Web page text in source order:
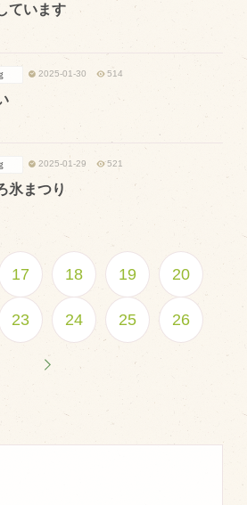
ています
2025-01-30 514
2025-01-29 521
氷まつり
17 18 19 20
23 24 25 26